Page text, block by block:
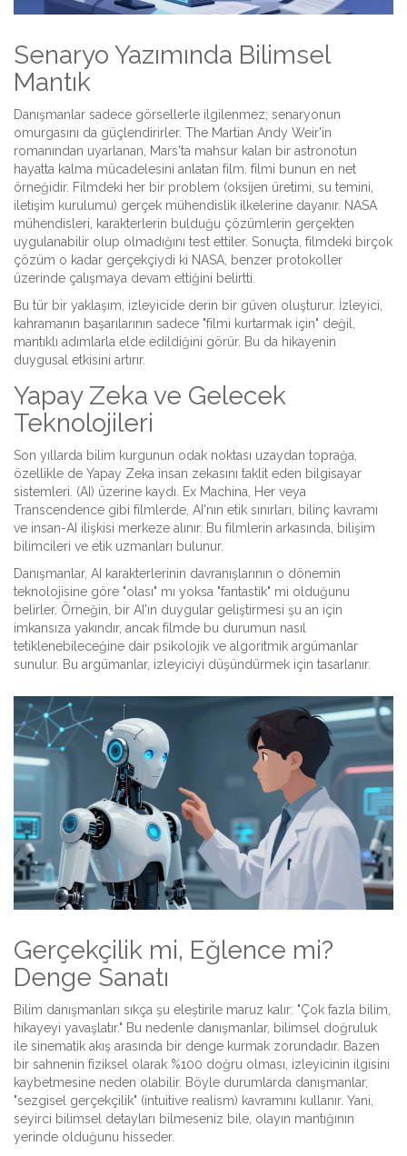
Senaryo Yazımında Bilimsel
Mantık
Danışmanlar sadece görsellerle ilgilenmez; senaryonun
omurgasını da güçlendirirler. The Martian Andy Weir'in
romanından uyarlanan, Mars'ta mahsur kalan bir astronotun
hayatta kalma mücadelesini anlatan film. filmi bunun en net
örneğidir. Filmdeki her bir problem (oksijen üretimi, su temini,
iletişim kurulumu) gerçek mühendislik ilkelerine dayanır. NASA
mühendisleri, karakterlerin bulduğu çözümlerin gerçekten
uygulanabilir olup olmadığını test ettiler. Sonuçta, filmdeki birçok
çözüm o kadar gerçekçiydi ki NASA, benzer protokoller
üzerinde çalışmaya devam ettiğini belirtti.
Bu tür bir yaklaşım, izleyicide derin bir güven oluşturur. İzleyici,
kahramanın başarılarının sadece "filmi kurtarmak için" değil,
mantıklı adımlarla elde edildiğini görür. Bu da hikayenin
duygusal etkisini artırır.
Yapay Zeka ve Gelecek
Teknolojileri
Son yıllarda bilim kurgunun odak noktası uzaydan toprağa,
özellikle de Yapay Zeka insan zekasını taklit eden bilgisayar
sistemleri. (AI) üzerine kaydı. Ex Machina, Her veya
Transcendence gibi filmlerde, AI'nın etik sınırları, bilinç kavramı
ve insan-AI ilişkisi merkeze alınır. Bu filmlerin arkasında, bilişim
bilimcileri ve etik uzmanları bulunur.
Danışmanlar, AI karakterlerinin davranışlarının o dönemin
teknolojisine göre "olası" mı yoksa "fantastik" mi olduğunu
belirler. Örneğin, bir AI'ın duygular geliştirmesi şu an için
imkansıza yakındır, ancak filmde bu durumun nasıl
tetiklenebileceğine dair psikolojik ve algoritmik argümanlar
sunulur. Bu argümanlar, izleyiciyi düşündürmek için tasarlanır.
Gerçekçilik mi, Eğlence mi?
Denge Sanatı
Bilim danışmanları sıkça şu eleştirile maruz kalır: "Çok fazla bilim,
hikayeyi yavaşlatır." Bu nedenle danışmanlar, bilimsel doğruluk
ile sinematik akış arasında bir denge kurmak zorundadır. Bazen
bir sahnenin fiziksel olarak %100 doğru olması, izleyicinin ilgisini
kaybetmesine neden olabilir. Böyle durumlarda danışmanlar,
"sezgisel gerçekçilik" (intuitive realism) kavramını kullanır. Yani,
seyirci bilimsel detayları bilmeseniz bile, olayın mantığının
yerinde olduğunu hisseder.